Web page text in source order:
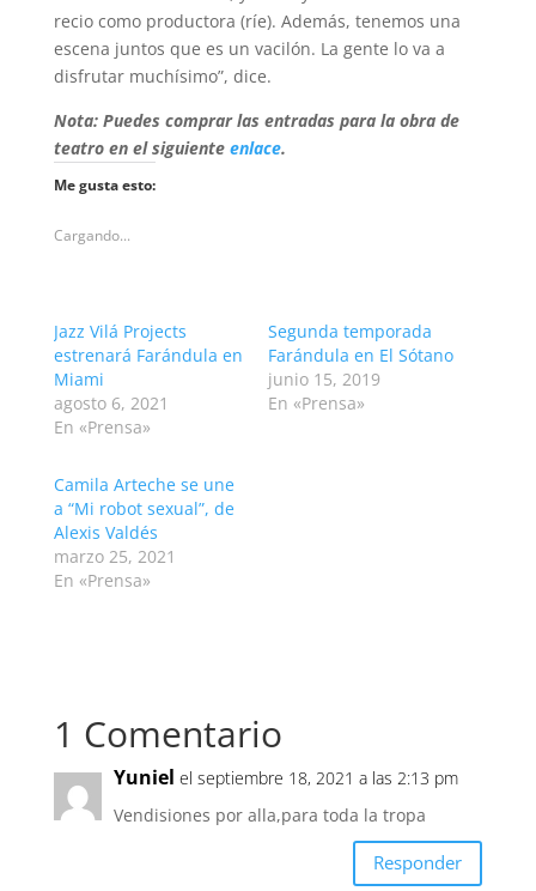
recio como productora (ríe). Además, tenemos una
escena juntos que es un vacilón. La gente lo va a
disfrutar muchísimo”, dice.
Nota: Puedes comprar las entradas para la obra de
teatro en el siguiente enlace.
Me gusta esto:
Cargando...
Jazz Vilá Projects
estrenará Farándula en
Miami
agosto 6, 2021
En «Prensa»
Segunda temporada
Farándula en El Sótano
junio 15, 2019
En «Prensa»
Camila Arteche se une
a “Mi robot sexual”, de
Alexis Valdés
marzo 25, 2021
En «Prensa»
1 Comentario
Yuniel el septiembre 18, 2021 a las 2:13 pm
Vendisiones por alla,para toda la tropa
Responder